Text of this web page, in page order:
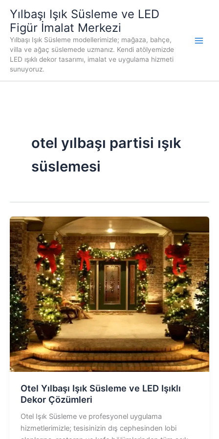
Yılbaşı Işık Süsleme ve LED
Figür İmalat Merkezi
Yılbaşı Işık Süsleme modellerimizle; mağaza, bahçe,
villa ve ağaç süslemede uzmanız. Kendi atölyemizde
LED ışıklı dekor tasarımı, imalat ve uygulama hizmeti
sunuyoruz.
otel yılbaşı partisi ışık
süslemesi
Otel Yılbaşı Işık Süsleme ve LED Işıklı
Dekor Çözümleri
Otel Işık Süsleme ve profesyonel uygulama
hizmetlerimizle; tesisinizin dış cephesinden lobi